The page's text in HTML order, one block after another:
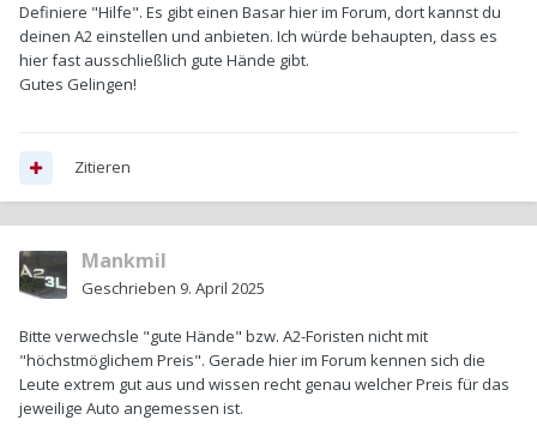
Definiere "Hilfe". Es gibt einen Basar hier im Forum, dort kannst du
deinen A2 einstellen und anbieten. Ich würde behaupten, dass es
hier fast ausschließlich gute Hände gibt.
Gutes Gelingen!
Zitieren
Mankmil
Geschrieben 9. April 2025
Bitte verwechsle "gute Hände" bzw. A2-Foristen nicht mit
"höchstmöglichem Preis". Gerade hier im Forum kennen sich die
Leute extrem gut aus und wissen recht genau welcher Preis für das
jeweilige Auto angemessen ist.